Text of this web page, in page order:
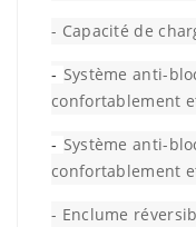
- Capacité de
- Système anti-
confortablement
- Système anti-
confortablement
- Enclume